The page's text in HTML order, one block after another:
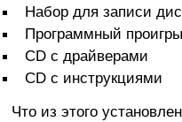
Набор для записи
Программный
CD с драйверами
CD с инструкциями
Что из этого